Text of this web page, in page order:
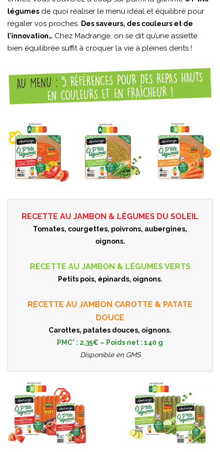
légumes de quoi réaliser le menu idéal et équilibré pour
régaler vos proches. Des saveurs, des couleurs et de
l’innovation… Chez Madrange, on se dit qu’une assiette
bien équilibrée suffit à croquer la vie à pleines dents !
RECETTE AU JAMBON & LÉGUMES DU SOLEIL
Tomates, courgettes, poivrons, aubergines,
oignons.
RECETTE AU JAMBON & LÉGUMES VERTS
Petits pois, épinards, oignons.
RECETTE AU JAMBON CAROTTE & PATATE
DOUCE
Carottes, patates douces, oignons.
PMC* : 2,35€ – Poids net : 140 g
Disponible en GMS